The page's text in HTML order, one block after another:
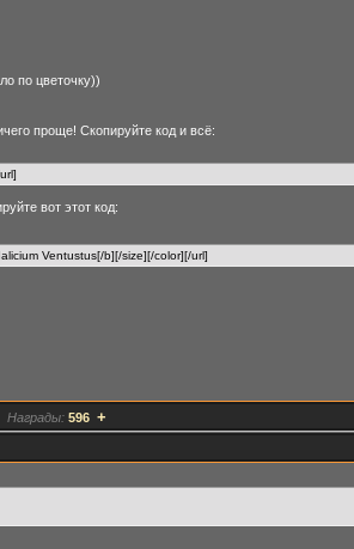
по цветочку))
проще! Скопируйте код и всё:
вот этот код:
Ventustus[/b][/size][/color][/url]
Награды: 596 +